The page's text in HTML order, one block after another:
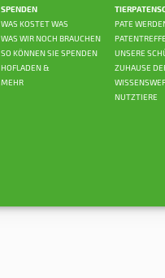
SPENDEN
WAS KOSTET WAS
WAS WIR NOCH BRAUCHEN
SO KÖNNEN SIE SPENDEN
HOFLADEN &
MEHR
PATE
UNSERE
ZUHAUSE
NUTZTIERE